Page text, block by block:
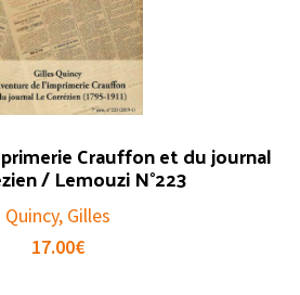
Crauffon et du journal
/ Lemouzi N°223
Quincy, Gilles
17.00€